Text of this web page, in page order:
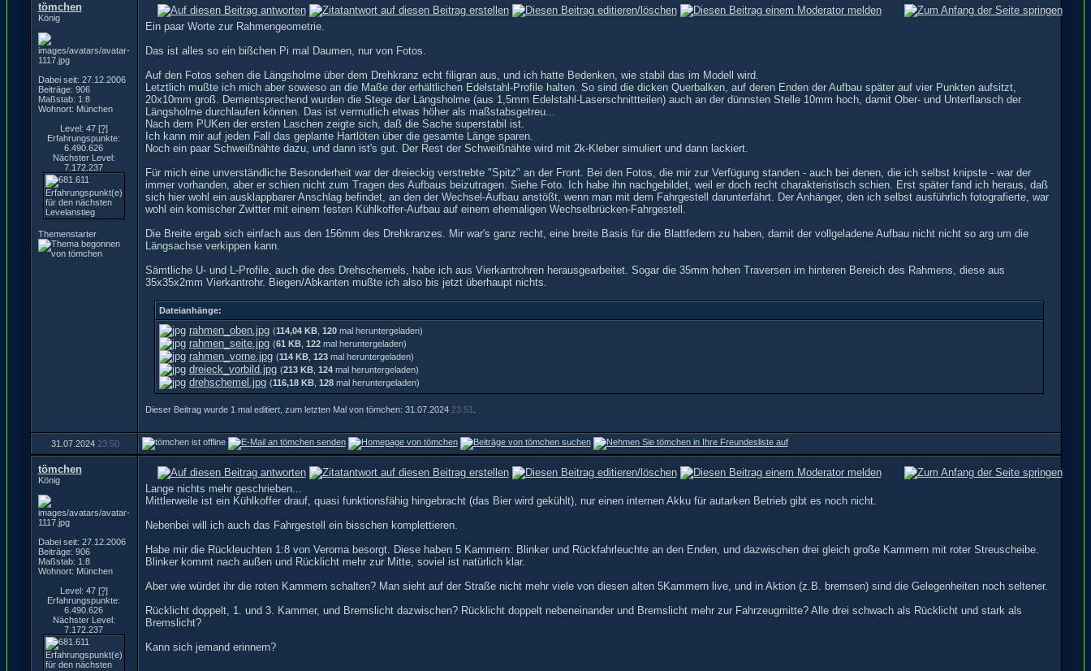
tömchen
König
Dabei seit: 27.12.2006
Beiträge: 906
Maßstab: 1:8
Wohnort: München
Level: 47 [?]
Erfahrungspunkte:
6.490.626
Nächster Level:
7.172.237
Themenstarter
Ein paar Worte zur Rahmengeometrie.
Das ist alles so ein bißchen Pi mal Daumen, nur von Fotos.
Auf den Fotos sehen die Längsholme über dem Drehkranz echt filigran aus, und ich hatte Bedenken, wie stabil das im Modell wird.
Letztlich mußte ich mich aber sowieso an die Maße der erhältlichen Edelstahl-Profile halten. So sind die dicken Querbalken, auf deren Enden der Aufbau später auf vier Punkten aufsitzt,
20x10mm groß. Dementsprechend wurden die Stege der Längsholme (aus 1,5mm Edelstahl-Laserschnittteilen) auch an der dünnsten Stelle 10mm hoch, damit Ober- und Unterflansch der
Längsholme durchlaufen können. Das ist vermutlich etwas höher als maßstabsgetreu...
Nach dem PUKen der ersten Laschen zeigte sich, daß die Sache superstabil ist.
Ich kann mir auf jeden Fall das geplante Hartlöten über die gesamte Länge sparen.
Noch ein paar Schweißnähte dazu, und dann ist's gut. Der Rest der Schweißnähte wird mit 2k-Kleber simuliert und dann lackiert.
Für mich eine unverständliche Besonderheit war der dreieckig verstrebte "Spitz" an der Front. Bei den Fotos, die mir zur Verfügung standen - auch bei denen, die ich selbst knipste - war der
immer vorhanden, aber er schien nicht zum Tragen des Aufbaus beizutragen. Siehe Foto. Ich habe ihn nachgebildet, weil er doch recht charakteristisch schien. Erst später fand ich heraus, daß
sich hier wohl ein ausklappbarer Anschlag befindet, an den der Wechsel-Aufbau anstößt, wenn man mit dem Fahrgestell darunterfährt. Der Anhänger, den ich selbst ausführlich fotografierte, war
wohl ein komischer Zwitter mit einem festen Kühlkoffer-Aufbau auf einem ehemaligen Wechselbrücken-Fahrgestell.
Die Breite ergab sich einfach aus den 156mm des Drehkranzes. Mir war's ganz recht, eine breite Basis für die Blattfedern zu haben, damit der vollgeladene Aufbau nicht nicht so arg um die
Längsachse verkippen kann.
Sämtliche U- und L-Profile, auch die des Drehschemels, habe ich aus Vierkantrohren herausgearbeitet. Sogar die 35mm hohen Traversen im hinteren Bereich des Rahmens, diese aus
35x35x2mm Vierkantrohr. Biegen/Abkanten mußte ich also bis jetzt überhaupt nichts.
Dateianhänge:
rahmen_oben.jpg (114,04 KB 120 mal heruntergeladen)
rahmen_seite.jpg (61 KB 122 mal heruntergeladen)
rahmen_vorne.jpg (114 KB 123 mal heruntergeladen)
dreieck_vorbild.jpg (213 KB 124 mal heruntergeladen)
drehschemel.jpg (116,18 KB 128 mal heruntergeladen)
Dieser Beitrag wurde 1 mal editiert, zum letzten Mal von tömchen: 31.07.2024 23:51
31.07.2024 23:50
tömchen
König
Dabei seit: 27.12.2006
Beiträge: 906
Maßstab: 1:8
Wohnort: München
Level: 47 [?]
Erfahrungspunkte:
6.490.626
Nächster Level:
7.172.237
Lange nichts mehr geschrieben...
Mittlerweile ist ein Kühlkoffer drauf, quasi funktionsfähig hingebracht (das Bier wird gekühlt), nur einen internen Akku für autarken Betrieb gibt es noch nicht.
Nebenbei will ich auch das Fahrgestell ein bisschen komplettieren.
Habe mir die Rückleuchten 1:8 von Veroma besorgt. Diese haben 5 Kammern: Blinker und Rückfahrleuchte an den Enden, und dazwischen drei gleich große Kammern mit roter Streuscheibe.
Blinker kommt nach außen und Rücklicht mehr zur Mitte, soviel ist natürlich klar.
Aber wie würdet ihr die roten Kammern schalten? Man sieht auf der Straße nicht mehr viele von diesen alten 5Kammern live, und in Aktion (z.B. bremsen) sind die Gelegenheiten noch seltener.
Rücklicht doppelt, 1. und 3. Kammer, und Bremslicht dazwischen? Rücklicht doppelt nebeneinander und Bremslicht mehr zur Fahrzeugmitte? Alle drei schwach als Rücklicht und stark als
Bremslicht?
Kann sich jemand erinnern?